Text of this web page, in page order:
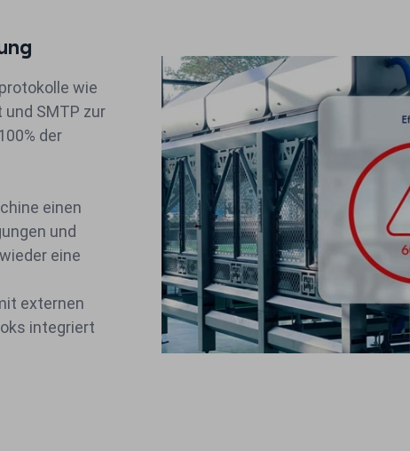
wie
und SMTP zur
der
einen
und
eine
externen
integriert